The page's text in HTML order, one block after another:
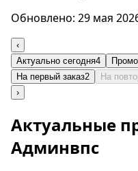
Обновлено: 29 мая
‹
Актуально сегодня4
На первый заказ2 На
›
Актуальные
Админвпс